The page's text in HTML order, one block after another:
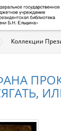
Коллекции